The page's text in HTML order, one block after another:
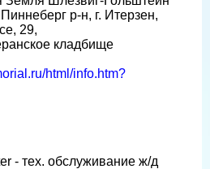
р-н, г. Итерзен,
29,
кладбище
html/info.htm?
- тех. обслуживание ж/д